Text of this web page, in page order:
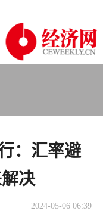
：汇率避
决
2024-05-06 06:39